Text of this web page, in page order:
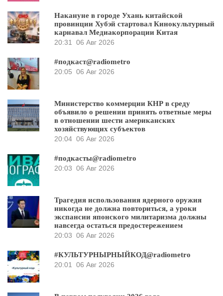
Накануне в городе Ухань китайской
провинции Хубэй стартовал Кинокультурный
карнавал Медиакорпорации Китая
20:31
06 Авг 2026
#подкаст@radiometro
20:05 06 Авг 2026
Министерство коммерции КНР в среду
объявило о решении принять ответные меры
в отношении шести американских
хозяйствующих субъектов
20:04 06 Авг 2026
#подкасты@radiometro
20:03 06 Авг 2026
Трагедия использования ядерного оружия
никогда не должна повториться, а уроки
экспансии японского милитаризма должны
навсегда остаться предостережением
20:03 06 Авг 2026
#КУЛЬТУРНЫРНЫЙКОД@radiometro
20:01
06 Авг 2026